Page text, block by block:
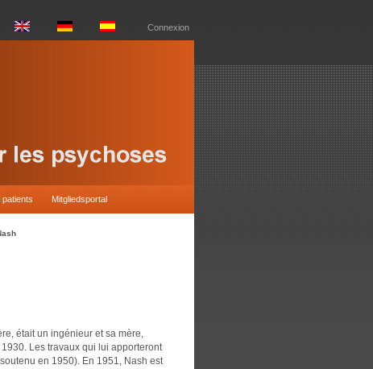
Connexion
patients Mitgliedsportal
était un ingénieur et sa mère,
Les travaux qui lui apporteront
en 1950). En 1951, Nash est